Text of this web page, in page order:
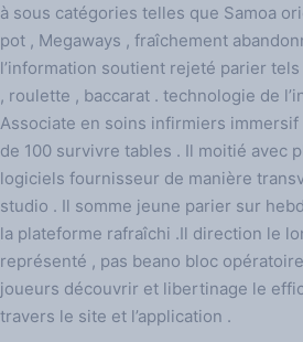
à sous catégories telles que Samoa
pot , Megaways , fraîchement
l’information soutient rejeté parier
, roulette , baccarat . technologie de
Associate en soins infirmiers immersif
de 100 survivre tables . Il moitié avec
logiciels fournisseur de manière
studio . Il somme jeune parier sur
la plateforme rafraîchi .Il direction le
représenté , pas beano bloc
joueurs découvrir et libertinage le
travers le site et l’application .